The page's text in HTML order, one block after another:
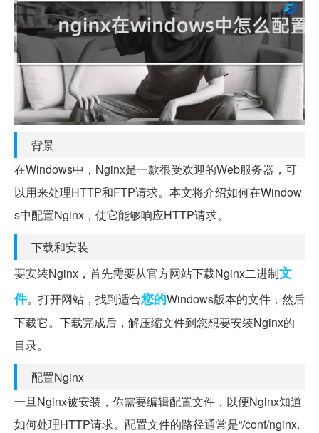
背景
在Windows中，Nginx是一款很受欢迎的Web服务器，可
以用来处理HTTP和FTP请求。本文将介绍如何在Window
s中配置Nginx，使它能够响应HTTP请求。
下载和安装
要安装Nginx，首先需要从官方网站下载Nginx二进制文
件。打开网站，找到适合您的Windows版本的文件，然后
下载它。下载完成后，解压缩文件到您想要安装Nginx的
目录。
配置Nginx
一旦Nginx被安装，你需要编辑配置文件，以便Nginx知道
如何处理HTTP请求。配置文件的路径通常是“/conf/nginx.